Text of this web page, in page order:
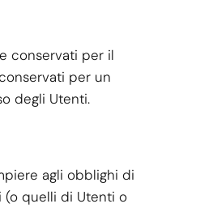
conservati per il
per un
degli Utenti.
agli obblighi di
(o quelli di Utenti o